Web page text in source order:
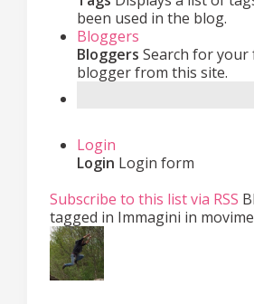
been used in the blog.
Bloggers
Bloggers Search for your
blogger from this site.
Login
Login Login form
Subscribe to this list via RSS
tagged in Immagini in